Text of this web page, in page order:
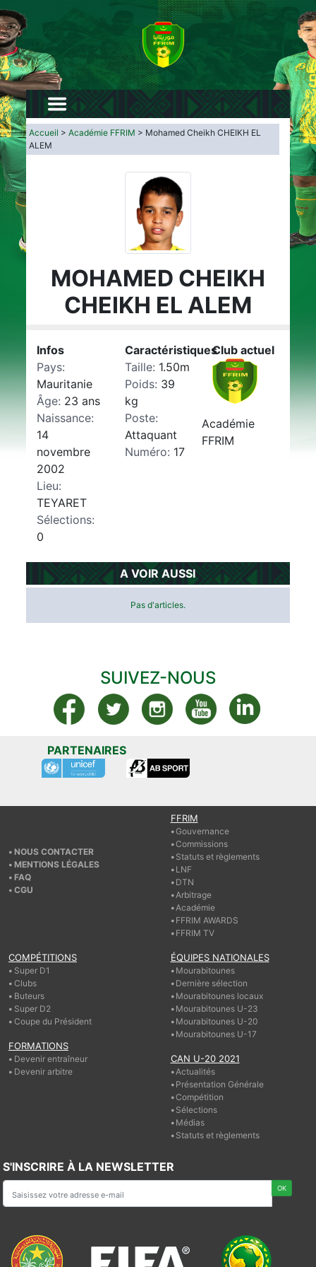
Accueil >Académie FFRIM > Mohamed Cheikh CHEIKH EL
ALEM
MOHAMED CHEIKH
CHEIKH EL ALEM
Infos
Pays:
Mauritanie
Âge: 23 ans
Naissance:
14
novembre
2002
Lieu:
TEYARET
Sélections:
0
Caractéristiques
Taille: 1.50m
Poids: 39
kg
Poste:
Attaquant
Numéro: 17
Club actuel
Académie
FFRIM
A VOIR AUSSI
Pas d'articles.
SUIVEZ-NOUS
PARTENAIRES
NOUS CONTACTER
MENTIONS LÉGALES
FAQ
CGU
FFRIM
Gouvernance
Commissions
Statuts et règlements
LNF
DTN
Arbitrage
Académie
FFRIM AWARDS
FFRIM TV
COMPÉTITIONS
Super D1
Clubs
Buteurs
Super D2
Coupe du Président
FORMATIONS
Devenir entraîneur
Devenir arbitre
ÉQUIPES NATIONALES
Mourabitounes
Dernière sélection
Mourabitounes locaux
Mourabitounes U-23
Mourabitounes U-20
Mourabitounes U-17
CAN U-20 2021
Actualités
Présentation Générale
Compétition
Sélections
Médias
Statuts et règlements
S'INSCRIRE À LA NEWSLETTER